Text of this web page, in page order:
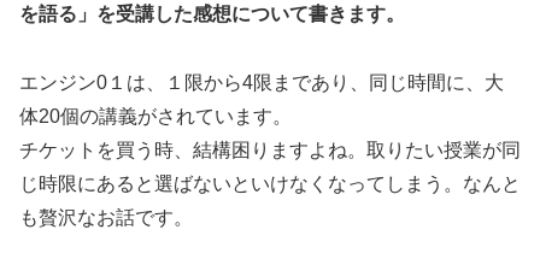
を語る」を受講した感想について書きます。
エンジン0１は、１限から4限まであり、同じ時間に、大
体20個の講義がされています。
チケットを買う時、結構困りますよね。取りたい授業が同
じ時限にあると選ばないといけなくなってしまう。なんと
も贅沢なお話です。